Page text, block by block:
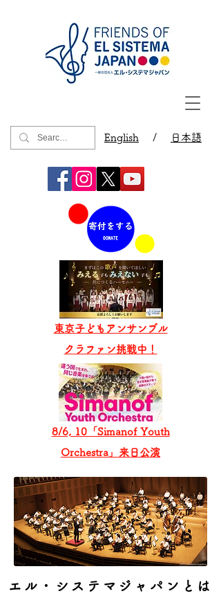
English / 日本語
8/6, 10「Simanof Youth
Orchestra」来日公演
東京子どもアンサンブル
​クラファン挑戦中！
エル・システマジャパンとは